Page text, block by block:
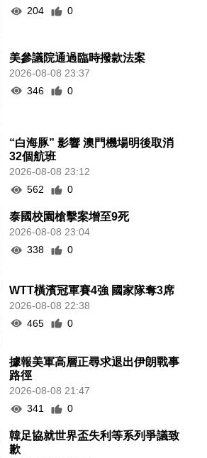
204
0
美參議院通過臨時撥款法案
2026-08-08 23:37
346
0
“白海豚” 影響 澳門機場明後取消
32個航班
2026-08-08 23:12
562
0
泰國校園槍擊案增至9死
2026-08-08 23:04
338
0
WTT橫濱冠軍賽4強 國家隊奪3席
2026-08-08 22:38
465
0
據報美軍高層正尋求退出伊朗戰事
路徑
2026-08-08 21:47
341
0
韓足協就世界盃失利等系列爭議致
歉